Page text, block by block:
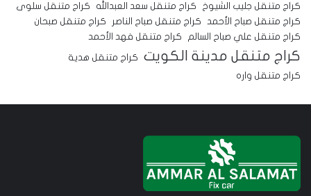
كراج متنقل جليب الشيوخ
كراج متنقل سعد العبدالله
كراج متنقل سلوى
كراج متنقل صباح الأحمد
كراج متنقل صباح الناصر
كراج متنقل صبحان
كراج متنقل علي صباح السالم
كراج متنقل فهد الأحمد
كراج متنقل مدينة الكويت
كراج متنقل هدية
كراج متنقل واره